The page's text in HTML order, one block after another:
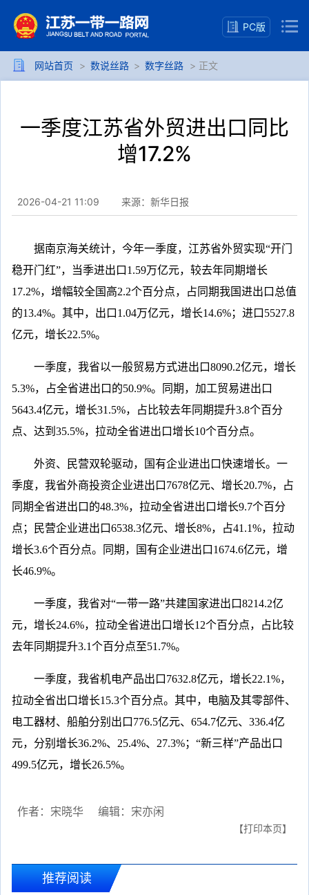
PC版
网站首页 > 数说丝路 > 数字丝路 > 正文
一季度江苏省外贸进出口同比
增17.2%
2026-04-21 11:09 来源：新华日报
据南京海关统计，今年一季度，江苏省外贸实现“开门
稳开门红”，当季进出口1.59万亿元，较去年同期增长
17.2%，增幅较全国高2.2个百分点，占同期我国进出口总值
的13.4%。其中，出口1.04万亿元，增长14.6%；进口5527.8
亿元，增长22.5%。
一季度，我省以一般贸易方式进出口8090.2亿元，增长
5.3%，占全省进出口的50.9%。同期，加工贸易进出口
5643.4亿元，增长31.5%，占比较去年同期提升3.8个百分
点、达到35.5%，拉动全省进出口增长10个百分点。
外资、民营双轮驱动，国有企业进出口快速增长。一
季度，我省外商投资企业进出口7678亿元、增长20.7%，占
同期全省进出口的48.3%，拉动全省进出口增长9.7个百分
点；民营企业进出口6538.3亿元、增长8%，占41.1%，拉动
增长3.6个百分点。同期，国有企业进出口1674.6亿元，增
长46.9%。
一季度，我省对“一带一路”共建国家进出口8214.2亿
元，增长24.6%，拉动全省进出口增长12个百分点，占比较
去年同期提升3.1个百分点至51.7%。
一季度，我省机电产品出口7632.8亿元，增长22.1%，
拉动全省出口增长15.3个百分点。其中，电脑及其零部件、
电工器材、船舶分别出口776.5亿元、654.7亿元、336.4亿
元，分别增长36.2%、25.4%、27.3%；“新三样”产品出口
499.5亿元，增长26.5%。
作者：宋晓华 编辑：宋亦闲
【打印本页】
推荐阅读